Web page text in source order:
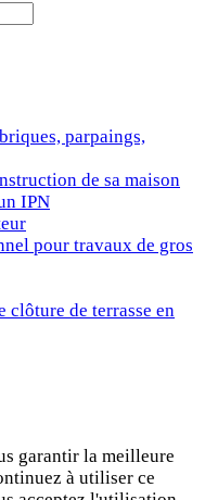
parpaings,
de sa maison
IPN
pour travaux de gros
clôture de terrasse en
garantir la meilleure
à utiliser ce